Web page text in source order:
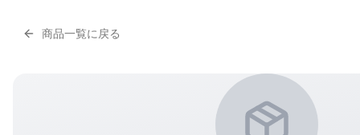
商品一覧に戻る